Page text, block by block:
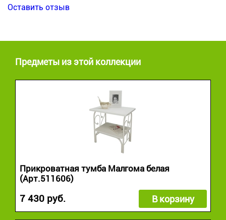
Оставить отзыв
Предметы из этой коллекции
Прикроватная тумба Малгома белая
(Арт.511606)
7 430 руб. В корзину